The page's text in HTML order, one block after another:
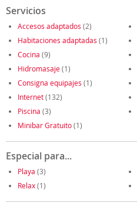
Servicios
Accesos adaptados (2)
Habitaciones adaptadas (1)
Cocina (9)
Hidromasaje(1)
Consigna equipajes (1)
Internet(132)
Piscina (3)
Minibar Gratuito(1)
Especial para...
Playa (3)
Relax(1)